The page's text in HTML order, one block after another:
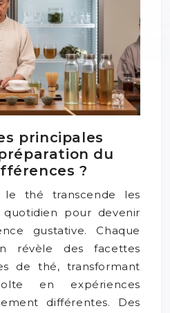
principales
du
?
le thé transcende les
pour devenir
gustative. Chaque
révèle des facettes
de thé, transformant
en expériences
différentes. Des